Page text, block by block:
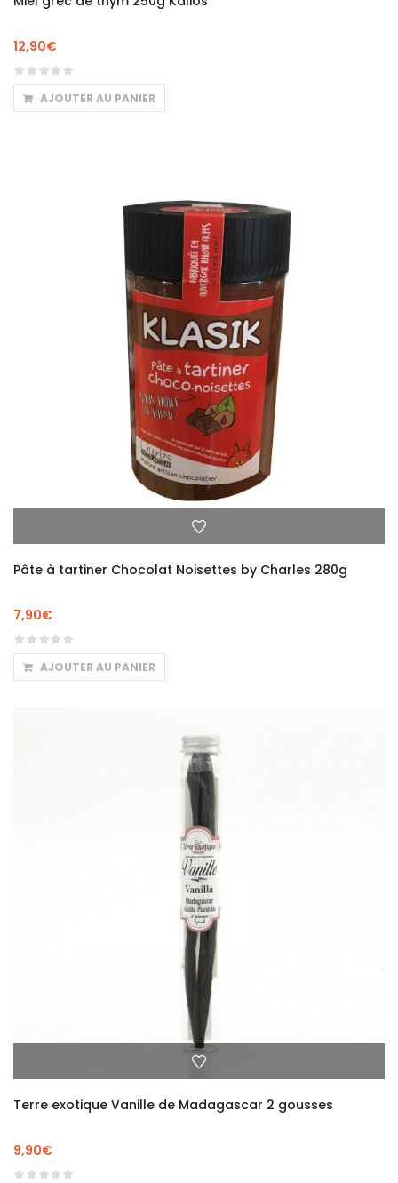
12,90€
AJOUTER AU PANIER
Pâte à tartiner Chocolat Noisettes by Charles 280g
7,90€
AJOUTER AU PANIER
Terre exotique Vanille de Madagascar 2 gousses
9,90€